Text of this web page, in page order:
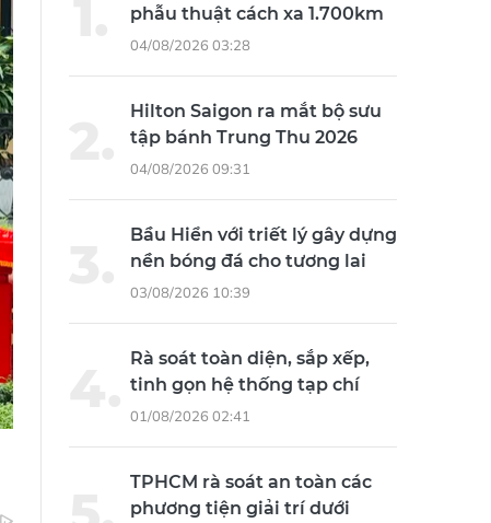
phẫu thuật cách xa 1.700km
04/08/2026 03:28
Hilton Saigon ra mắt bộ sưu
tập bánh Trung Thu 2026
04/08/2026 09:31
Bầu Hiển với triết lý gây dựng
nền bóng đá cho tương lai
03/08/2026 10:39
Rà soát toàn diện, sắp xếp,
tinh gọn hệ thống tạp chí
01/08/2026 02:41
TPHCM rà soát an toàn các
phương tiện giải trí dưới